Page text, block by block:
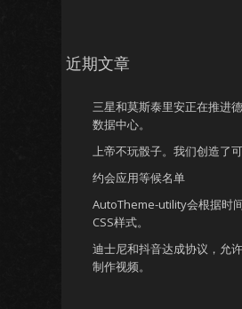
近期文章
三星和莫斯泰里安正在推进
数据中心。
上帝不玩骰子。我们创造了可
约会应用等候名单
AutoTheme-utility会根据时
CSS样式。
迪士尼和抖音达成协议，允
制作视频。